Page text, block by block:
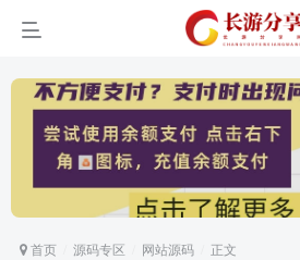
首页 源码专区 网站源码 正文